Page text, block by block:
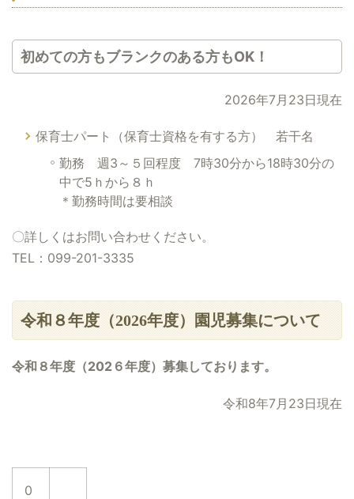
初めての方もブランクのある方もOK！
2026年7月23日現在
保育士パート（保育士資格を有する方） 若干名
勤務 週3～５回程度 7時30分から18時30分の
中で5ｈから８ｈ
＊勤務時間は要相談
〇詳しくはお問い合わせください。
TEL：099-201-3335
令和８年度（2026年度）園児募集について
令和８年度（202６年度）募集しております。
令和8年7月23日現在
0